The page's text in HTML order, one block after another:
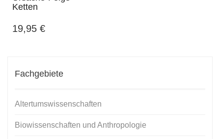
Ketten
19,95 €
Fachgebiete
Altertumswissenschaften
Biowissenschaften und Anthropologie